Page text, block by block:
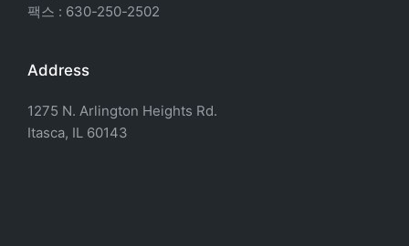
팩스 : 630-250-2502
Address
1275 N. Arlington Heights Rd.
Itasca, IL 60143